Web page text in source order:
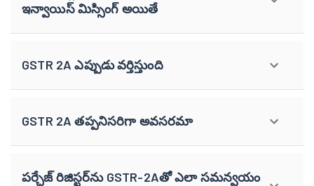
ఇన్వాయిస్ మిస్సింగ్ అయితే
GSTR 2A ఎప్పుడు వర్తిస్తుంది
GSTR 2A తప్పనిసరిగా అవసరమా
పర్చేజ్ రిజిస్టర్‌ను GSTR-2Aతో ఎలా సమన్వయం